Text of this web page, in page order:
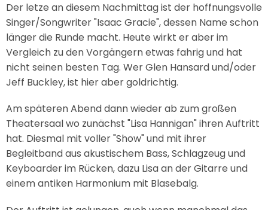
Der letze an diesem Nachmittag ist der hoffnungsvolle
Singer/Songwriter "Isaac Gracie", dessen Name schon
länger die Runde macht. Heute wirkt er aber im
Vergleich zu den Vorgängern etwas fahrig und hat
nicht seinen besten Tag. Wer Glen Hansard und/oder
Jeff Buckley, ist hier aber goldrichtig.
Am späteren Abend dann wieder ab zum großen
Theatersaal wo zunächst "Lisa Hannigan" ihren Auftritt
hat. Diesmal mit voller "Show" und mit ihrer
Begleitband aus akustischem Bass, Schlagzeug und
Keyboarder im Rücken, dazu Lisa an der Gitarre und
einem antiken Harmonium mit Blasebalg.